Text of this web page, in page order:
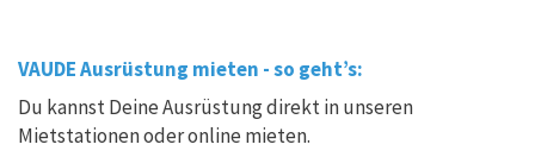
VAUDE Ausrüstung mieten - so geht’s:
Du kannst Deine Ausrüstung direkt in unseren
Mietstationen oder online mieten.